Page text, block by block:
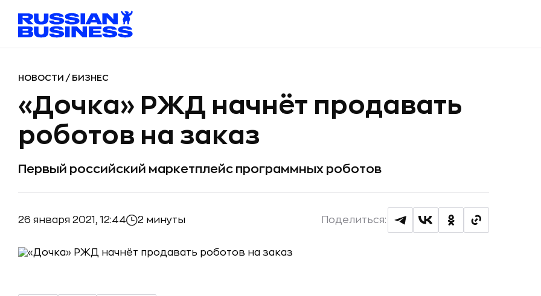
НОВОСТИ / БИЗНЕС
«Дочка» РЖД начнёт продавать
роботов на заказ
Первый российский маркетплейс программных роботов
26 января 2021, 12:44 2 минуты Поделиться: